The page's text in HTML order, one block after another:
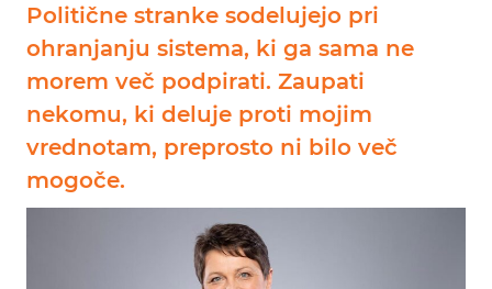
Politične stranke sodelujejo pri
ohranjanju sistema, ki ga sama ne
morem več podpirati. Zaupati
nekomu, ki deluje proti mojim
vrednotam, preprosto ni bilo več
mogoče.